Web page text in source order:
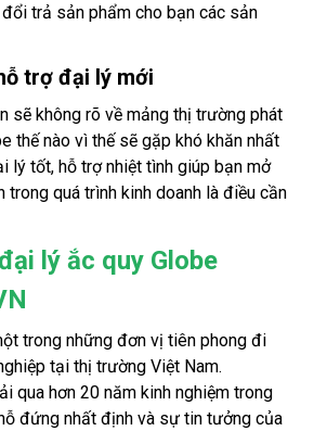
trả sản phẩm cho bạn các sản
trợ đại lý mới
sẽ không rõ về mảng thị trường phát
thế nào vì thế sẽ gặp khó khăn nhất
lý tốt, hỗ trợ nhiệt tình giúp bạn mở
trong quá trình kinh doanh là điều cần
lý ắc quy Globe
trong những đơn vị tiên phong đi
tại thị trường Việt Nam.
qua hơn 20 năm kinh nghiệm trong
đứng nhất định và sự tin tưởng của